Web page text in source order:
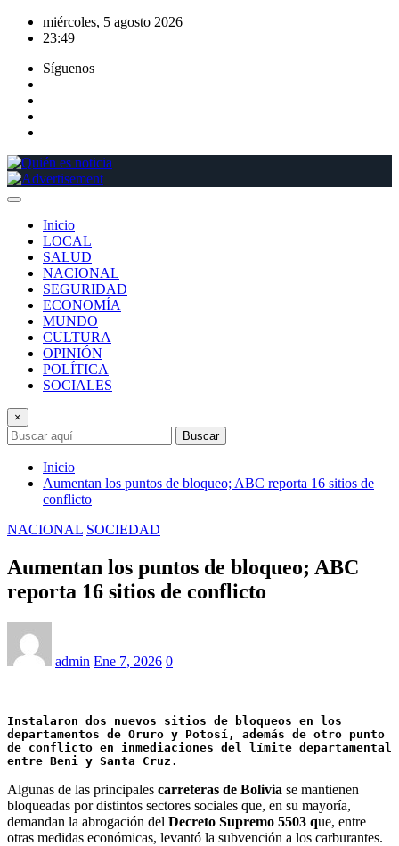
Saltar
miércoles, 5 agosto 2026
23:49
Síguenos
Inicio
LOCAL
SALUD
NACIONAL
SEGURIDAD
ECONOMÍA
MUNDO
CULTURA
OPINIÓN
POLÍTICA
SOCIALES
×
Buscar
Inicio
Aumentan los puntos de bloqueo; ABC reporta 16 sitios de
conflicto
NACIONAL SOCIEDAD
Aumentan los puntos de bloqueo; ABC
reporta 16 sitios de conflicto
admin Ene 7, 2026 0
Instalaron dos nuevos sitios de bloqueos en los
departamentos de Oruro y Potosí, además de otro punto
de conflicto en inmediaciones del límite departamental
entre Beni y Santa Cruz.
Algunas de las principales carreteras de Bolivia se mantienen
bloqueadas por distintos sectores sociales que, en su mayoría,
demandan la abrogación del Decreto Supremo 5503 que, entre
otras medidas económicas, levantó la subvención a los carburantes.